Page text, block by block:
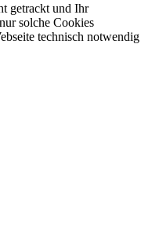
getrackt und Ihr
solche Cookies
technisch notwendig